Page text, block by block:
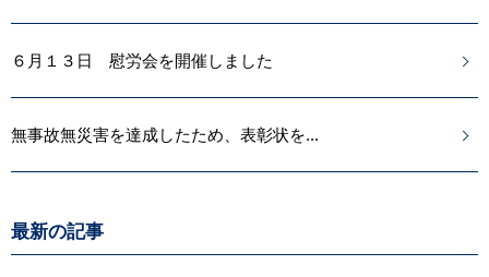
６月１３日 慰労会を開催しました
無事故無災害を達成したため、表彰状を...
最新の記事